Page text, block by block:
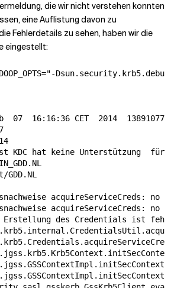
die wir nicht verstehen konnten
eine Auflistung davon zu
Fehlerdetails zu sehen, haben wir die
eingestellt:
="-
07
  16:16:36 CET
2014
KDC hat keine Unterstützung
für
GDD.NL
acquireServiceCreds: no
acquireServiceCreds: no
Erstellung des Credentials ist